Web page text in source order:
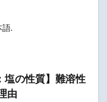
語.
塩の性質】難溶性
由